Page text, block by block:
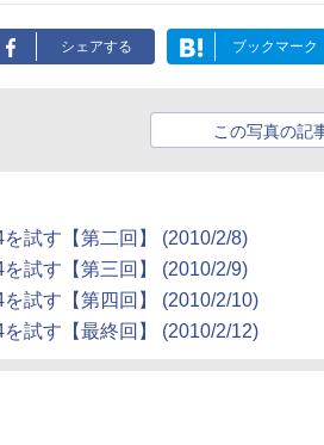
シェアする ブックマーク
この写真の記
試す【第二回】 (2010/2/8)
試す【第三回】 (2010/2/9)
試す【第四回】 (2010/2/10)
試す【最終回】 (2010/2/12)